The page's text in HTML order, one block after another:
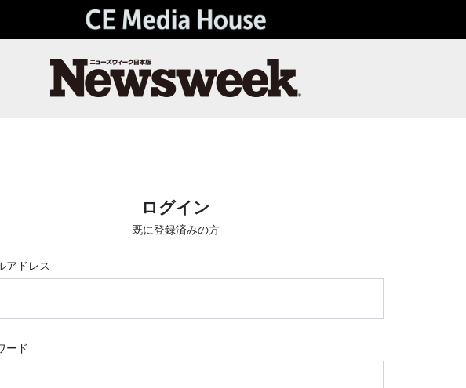
ログイン
既に登録済みの方
アドレス
ード